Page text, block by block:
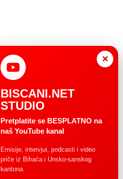
×
BISCANI.NET
STUDIO
Pretplatite se BESPLATNO na
naš YouTube kanal
Emisije, intervjui, podcasti i video
priče iz Bihaća i Unsko-sanskog
kantona.